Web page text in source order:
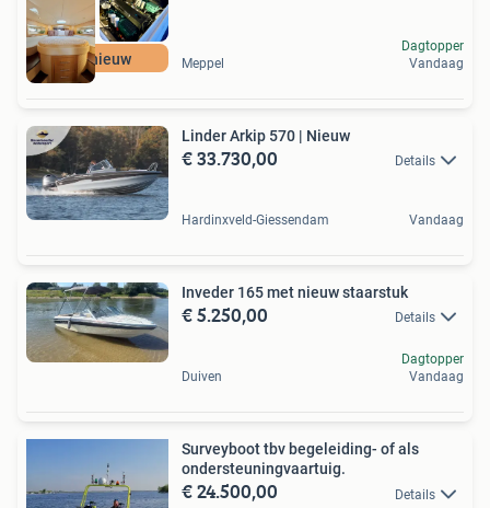
Als nieuw Meppel
Dagtopper
Vandaag
Linder Arkip 570 | Nieuw
€ 33.730,00 Details
Hardinxveld-Giessendam Vandaag
Inveder 165 met nieuw staarstuk
€ 5.250,00 Details
Duiven
Dagtopper
Vandaag
Surveyboot tbv begeleiding- of als
ondersteuningvaartuig.
€ 24.500,00 Details